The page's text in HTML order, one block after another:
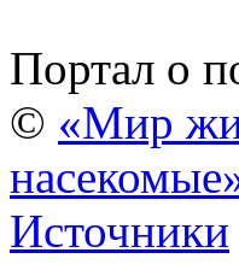
Портал о
© «Мир
Источники